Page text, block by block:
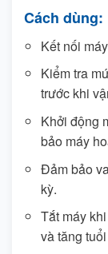
Cách dùng:
Kết nối
Kiểm tra
trước khi
Khởi động
bảo máy
Đảm bảo
kỳ.
Tắt máy
và tăng